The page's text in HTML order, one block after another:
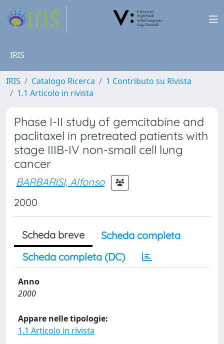
IRIS
IRIS Catalogo Ricerca
1 Contributo su Rivista
1.1 Articolo in rivista
Phase I-II study of gemcitabine and
paclitaxel in pretreated patients with
stage IIIB-IV non-small cell lung
cancer
BARBARISI, Alfonso
2000
Scheda breve
Scheda completa
Scheda completa (DC)
Anno
2000
Appare nelle tipologie:
1.1 Articolo in rivista